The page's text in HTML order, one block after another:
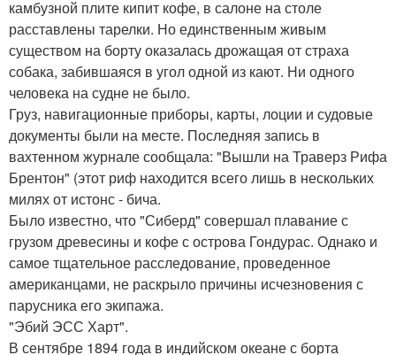
камбузной плите кипит кофе, в салоне на столе
расставлены тарелки. Но единственным живым
существом на борту оказалась дрожащая от страха
собака, забившаяся в угол одной из кают. Ни одного
человека на судне не было.
Груз, навигационные приборы, карты, лоции и судовые
документы были на месте. Последняя запись в
вахтенном журнале сообщала: "Вышли на Траверз Рифа
Брентон" (этот риф находится всего лишь в нескольких
милях от истонс - бича.
Было известно, что "Сиберд" совершал плавание с
грузом древесины и кофе с острова Гондурас. Однако и
самое тщательное расследование, проведенное
американцами, не раскрыло причины исчезновения с
парусника его экипажа.
"Эбий ЭСС Харт".
В сентябре 1894 года в индийском океане с борта